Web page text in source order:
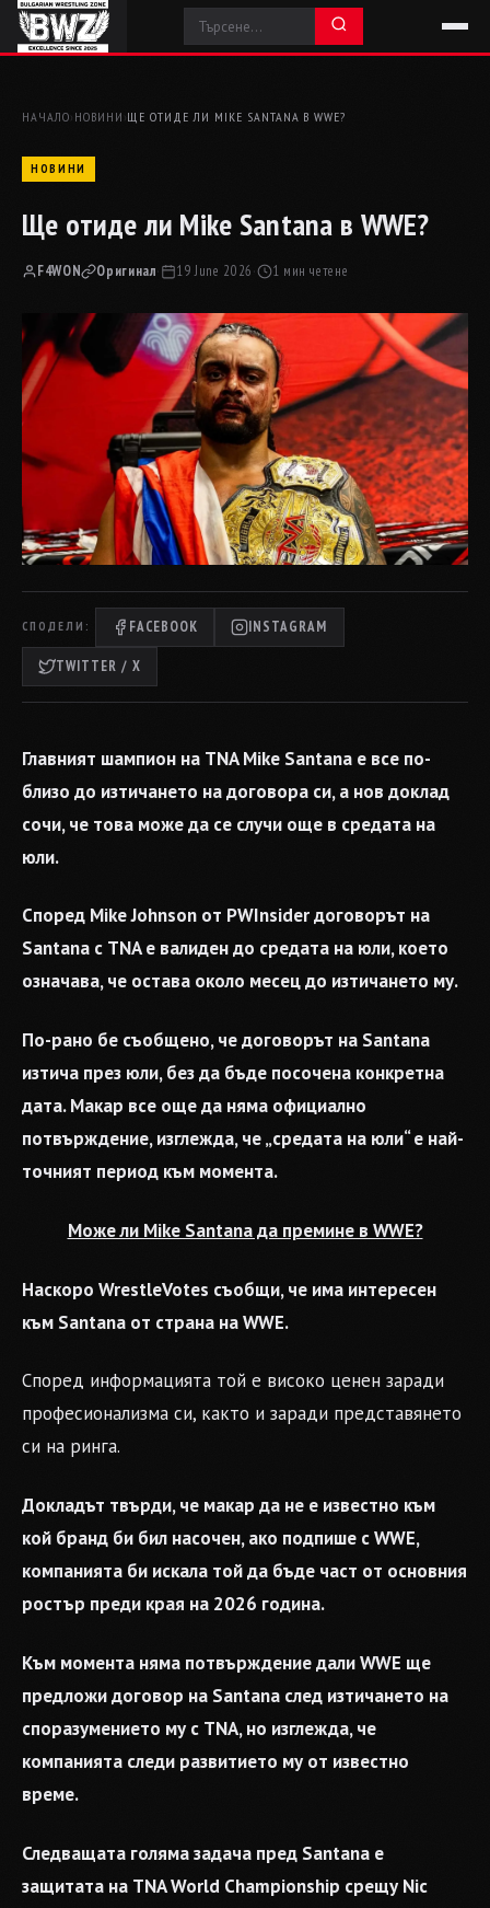
НАЧАЛО› НОВИНИ ›ЩЕ ОТИДЕ ЛИ MIKE SANTANA В WWE?
НОВИНИ
Ще отиде ли Mike Santana в WWE?
F4WON Оригинал· 19 June 2026· 1 мин четене
СПОДЕЛИ: FACEBOOK INSTAGRAM
TWITTER / X
Главният шампион на TNA Mike Santana е все по-
близо до изтичането на договора си, а нов доклад
сочи, че това може да се случи още в средата на
юли.
Според Mike Johnson от PWInsider договорът на
Santana с TNA е валиден до средата на юли, което
означава, че остава около месец до изтичането му.
По-рано бе съобщено, че договорът на Santana
изтича през юли, без да бъде посочена конкретна
дата. Макар все още да няма официално
потвърждение, изглежда, че „средата на юли“ е най-
точният период към момента.
Може ли Mike Santana да премине в WWE?
Наскоро WrestleVotes съобщи, че има интересен
към Santana от страна на WWE.
Според информацията той е високо ценен заради
професионализма си, както и заради представянето
си на ринга.
Докладът твърди, че макар да не е известно към
кой бранд би бил насочен, ако подпише с WWE,
компанията би искала той да бъде част от основния
ростър преди края на 2026 година.
Към момента няма потвърждение дали WWE ще
предложи договор на Santana след изтичането на
споразумението му с TNA, но изглежда, че
компанията следи развитието му от известно
време.
Следващата голяма задача пред Santana е
защитата на TNA World Championship срещу Nic